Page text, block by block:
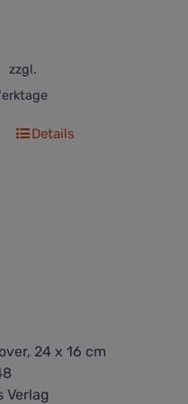
zzgl.
Details
24 x 16 cm
Verlag